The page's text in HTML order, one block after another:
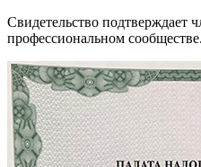
Свидетельство подтверждает
профессиональном сообществе.